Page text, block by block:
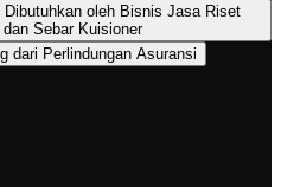
oleh Bisnis Jasa Riset
dan Sebar Kuisioner
dari Perlindungan Asuransi